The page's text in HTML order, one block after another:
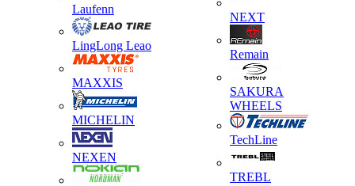
Laufenn
LingLong Leao
MAXXIS
MICHELIN
NEXEN
NEXT
Remain
SAKURA
WHEELS
TechLine
TREBL